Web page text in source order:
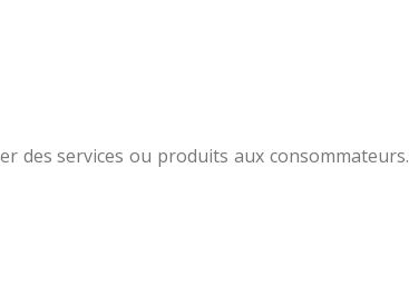
des services ou produits aux consommateurs.